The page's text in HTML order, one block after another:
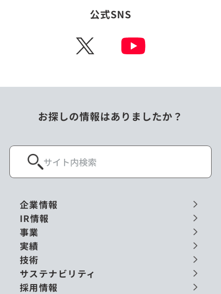
公式SNS
X
お探しの情報はありましたか？
企業情報
IR情報
事業
実績
技術
サステナビリティ
採用情報